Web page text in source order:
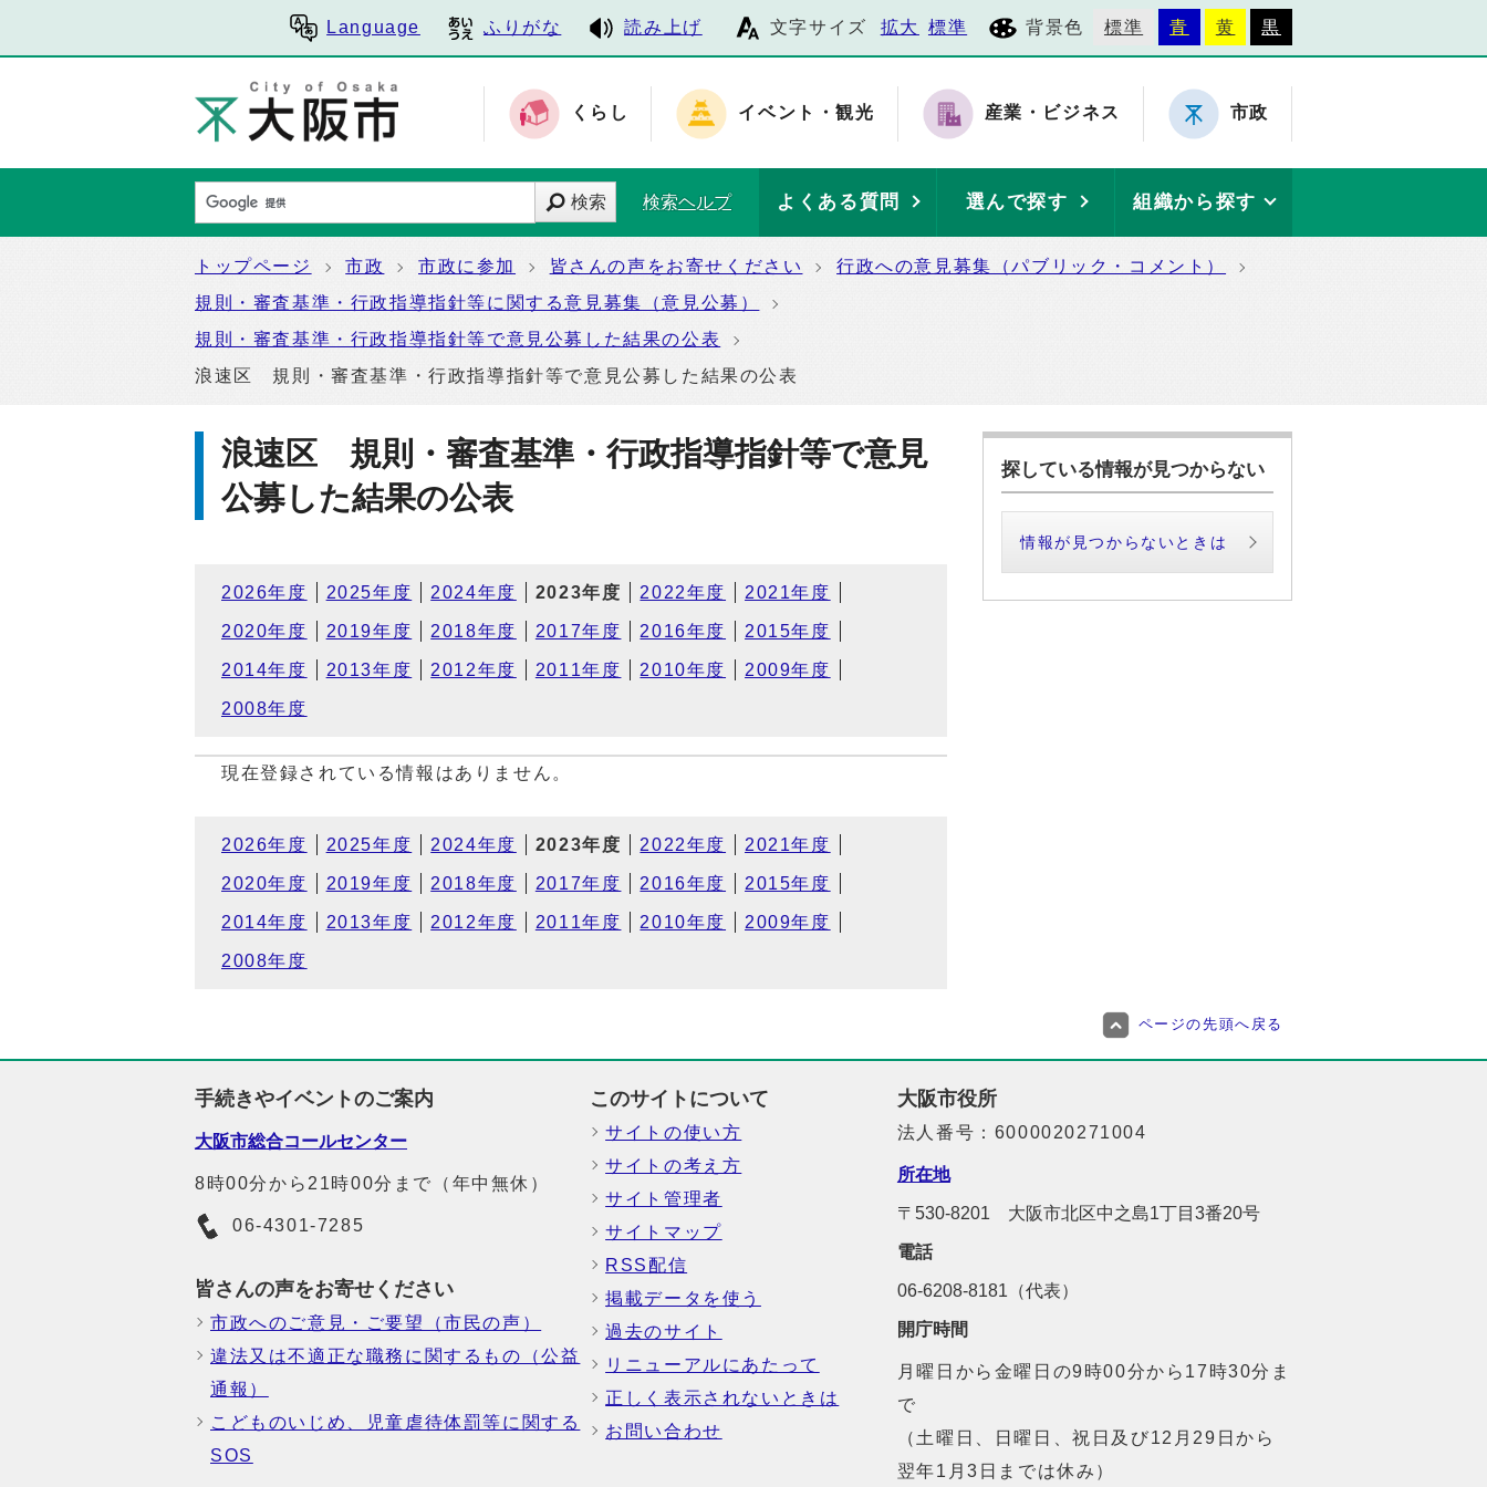
Language ふりがな 読み上げ 文字サイズ 拡大 標準 背景色 標準 青 黄 黒
くらし イベント・観光 産業・ビジネス 市政
検索 検索ヘルプ よくある質問 選んで探す 組織から探す
トップページ 市政 市政に参加 皆さんの声をお寄せください
行政への意見募集（パブリック・コメント）
規則・審査基準・行政指導指針等に関する意見募集（意見公募）
規則・審査基準・行政指導指針等で意見公募した結果の公表
浪速区 規則・審査基準・行政指導指針等で意見公募した結果の公表
浪速区 規則・審査基準・行政指導指針等で意見
公募した結果の公表
2026年度 2025年度 2024年度 2023年度 2022年度 2021年度
2020年度 2019年度 2018年度 2017年度 2016年度 2015年度
2014年度 2013年度 2012年度 2011年度 2010年度 2009年度
2008年度
現在登録されている情報はありません。
2026年度 2025年度 2024年度 2023年度 2022年度 2021年度
2020年度 2019年度 2018年度 2017年度 2016年度 2015年度
2014年度 2013年度 2012年度 2011年度 2010年度 2009年度
2008年度
探している情報が見つからない
情報が見つからないときは
ページの先頭へ戻る
手続きやイベントのご案内
大阪市総合コールセンター
8時00分から21時00分まで（年中無休）
06-4301-7285
皆さんの声をお寄せください
市政へのご意見・ご要望（市民の声）
違法又は不適正な職務に関するもの（公益
通報）
こどものいじめ、児童虐待体罰等に関する
SOS
このサイトについて
サイトの使い方
サイトの考え方
サイト管理者
サイトマップ
RSS配信
掲載データを使う
過去のサイト
リニューアルにあたって
正しく表示されないときは
お問い合わせ
大阪市役所
法人番号：6000020271004
所在地
〒530-8201 大阪市北区中之島1丁目3番20号
電話
06-6208-8181（代表）
開庁時間
月曜日から金曜日の9時00分から17時30分ま
で
（土曜日、日曜日、祝日及び12月29日から
翌年1月3日までは休み）